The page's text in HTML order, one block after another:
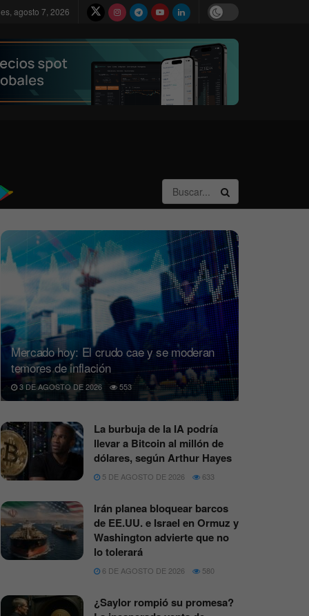
agosto 7, 2026
Mercado hoy: El crudo cae y se moderan
temores de inflación
3 DE AGOSTO DE 2026 553
La burbuja de la IA podría
llevar a Bitcoin al millón de
dólares, según Arthur Hayes
5 DE AGOSTO DE 2026 633
Irán planea bloquear barcos
de EE.UU. e Israel en Ormuz y
Washington advierte que no
lo tolerará
6 DE AGOSTO DE 2026 580
¿Saylor rompió su promesa?